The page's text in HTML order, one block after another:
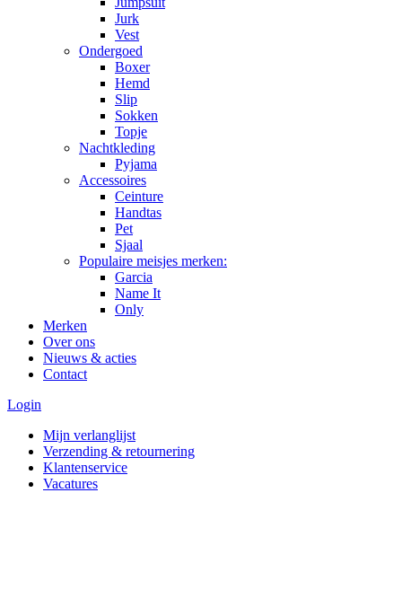
Jurk
Vest
Ondergoed
Boxer
Hemd
Slip
Sokken
Topje
Nachtkleding
Pyjama
Accessoires
Ceinture
Handtas
Pet
Sjaal
Populaire meisjes merken:
Garcia
Name It
Only
Merken
Over ons
Nieuws & acties
Contact
Login
Mijn verlanglijst
Verzending & retournering
Klantenservice
Vacatures